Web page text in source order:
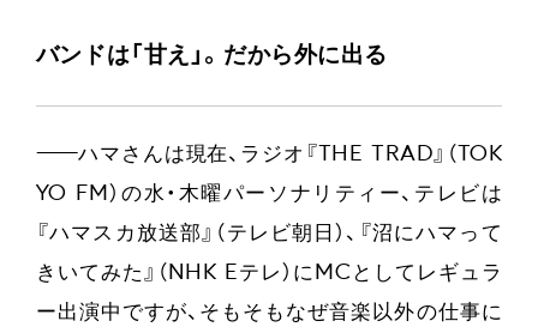
バンドは「甘え」。だから外に出る
——ハマさんは現在、ラジオ『THE TRAD』（TOK
YO FM）の水・木曜パーソナリティー、テレビは
『ハマスカ放送部』（テレビ朝日）、『沼にハマって
きいてみた』（NHK Eテレ）にMCとしてレギュラ
ー出演中ですが、そもそもなぜ音楽以外の仕事に